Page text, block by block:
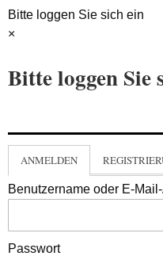
Bitte loggen Sie sich ein
×
Bitte loggen Sie
ANMELDEN
Benutzername oder E-
Passwort